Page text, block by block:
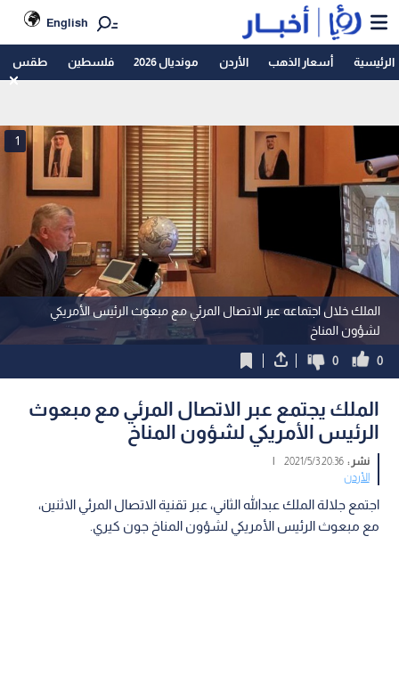
English
الرئيسية أسعار الذهب الأردن مونديال 2026 فلسطين طقس
الملك خلال اجتماعه عبر الاتصال المرئي مع مبعوث الرئيس الأمريكي
لشؤون المناخ
1
0
0
الملك يجتمع عبر الاتصال المرئي مع مبعوث
الرئيس الأمريكي لشؤون المناخ
نشر :20:36 2021/5/3
|
الأردن
اجتمع جلالة الملك عبدالله الثاني، عبر تقنية الاتصال المرئي الاثنين،
مع مبعوث الرئيس الأمريكي لشؤون المناخ جون كيري.